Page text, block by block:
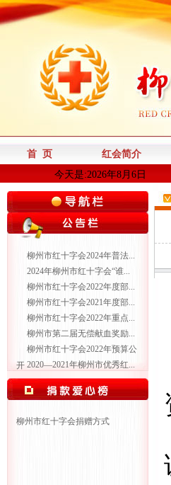
首 页 红会简介
今天是:2026年8月6日
柳州市红十字会2024年普法...
2024年柳州市红十字会“谁...
柳州市红十字会2022年度部...
柳州市红十字会2021年度部...
柳州市红十字会2022年重点...
柳州市第二届无偿献血奖励...
柳州市红十字会2022年预算公
开 2020—2021年柳州市优秀红...
柳州市红十字会捐赠方式